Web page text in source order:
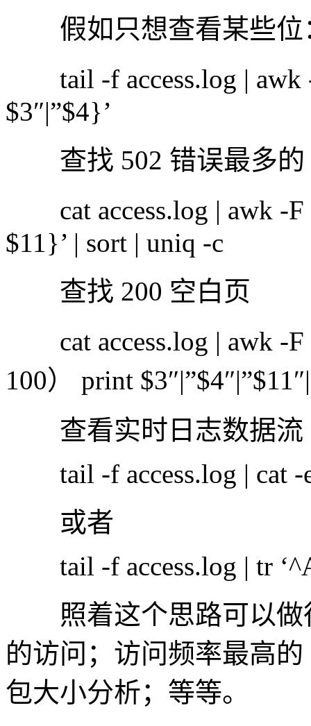
假如只想查看某些位
tail -f access.log | awk -
$3″|”$4}’
查找 502 错误最多的
cat access.log | awk -F
$11}’ | sort | uniq -c
查找 200 空白页
cat access.log | awk -F
100） print
查看实时日志数据流
tail -f access.log | cat -
或者
tail -f access.log | tr
照着这个思路可以做
的访问；访问频率最高
包大小分析；等等。